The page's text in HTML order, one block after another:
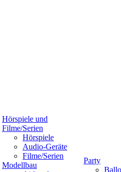
Hörspiele und
Filme/Serien
Hörspiele
Audio-Geräte
Filme/Serien
Modellbau
Party